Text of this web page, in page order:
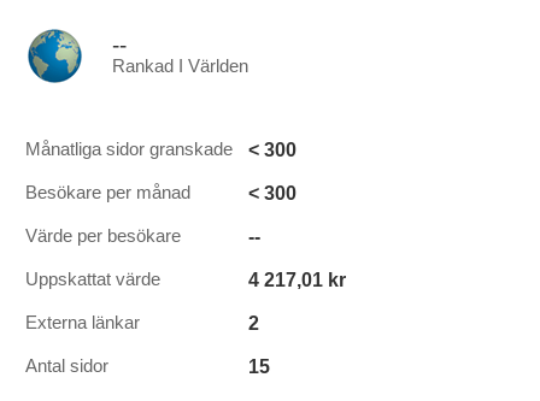
--
Rankad I Världen
Månatliga sidor granskade < 300
Besökare per månad < 300
Värde per besökare --
Uppskattat värde 4 217,01 kr
Externa länkar 2
Antal sidor 15